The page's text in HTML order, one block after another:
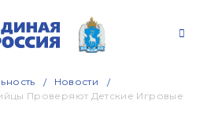
Новости
Проверяют Детские Игровые